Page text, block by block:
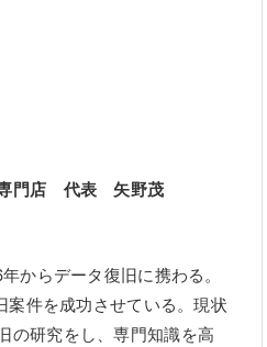
専門店 代表 矢野茂
からデータ復旧に携わる。
件を成功させている。現状
の研究をし、専門知識を高